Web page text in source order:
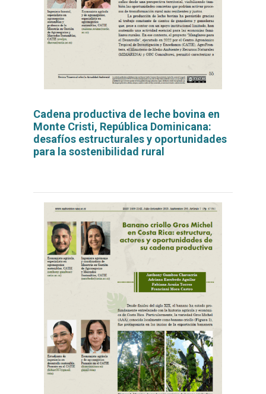
Cadena productiva de leche bovina en
Monte Cristi, República Dominicana:
desafíos estructurales y oportunidades
para la sostenibilidad rural